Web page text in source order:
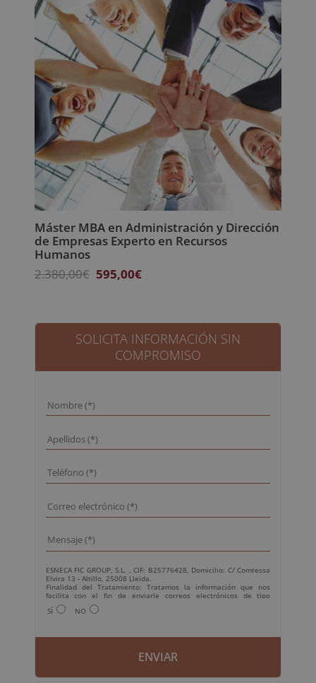
Máster MBA en Administración y Dirección
de Empresas Experto en Recursos
Humanos
2.380,00€ El
era:
2.380,00€.
595,00€El
es:
595,00€.
SOLICITA INFORMACIÓN SIN
COMPROMISO
ESNECA FIC GROUP, S.L. , CIF: B25776428, Domicilio: C/ Comtessa
Elvira 13 - Altillo, 25008 Lleida.
Finalidad del Tratamiento: Tratamos la información que nos
facilita con el fin de enviarle correos electrónicos de tipo
comercial relacionado con los productos ofrecidos y otros tipo de
productos que fueran de su interés.
suficientemente, dirigiéndose a la dirección
Para más información consulte nuestra Política de Privacidad.
Desea recibir información comercial (vía telefónica y/o email):
SÍ NO